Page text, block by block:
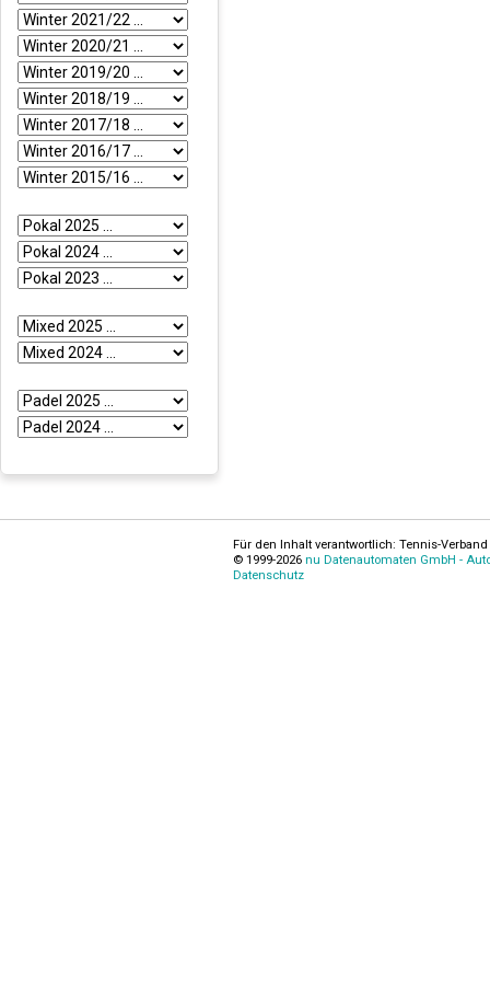
Für den Inhalt verantwortlich: Tennis-
© 1999-2026 nu Datenautomaten GmbH -
Datenschutz